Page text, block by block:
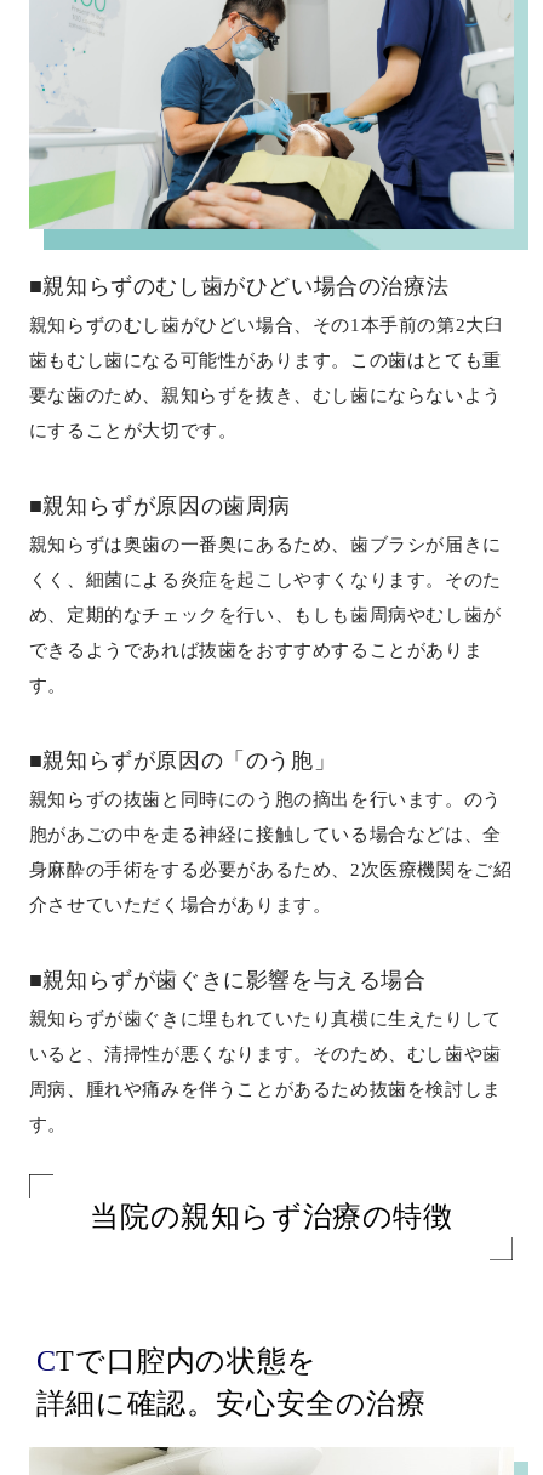
■親知らずのむし歯がひどい場合の治療法
親知らずのむし歯がひどい場合、その1本手前の第2大臼
歯もむし歯になる可能性があります。この歯はとても重
要な歯のため、親知らずを抜き、むし歯にならないよう
にすることが大切です。
■親知らずが原因の歯周病
親知らずは奥歯の一番奥にあるため、歯ブラシが届きに
くく、細菌による炎症を起こしやすくなります。そのた
め、定期的なチェックを行い、もしも歯周病やむし歯が
できるようであれば抜歯をおすすめすることがありま
す。
■親知らずが原因の「のう胞」
親知らずの抜歯と同時にのう胞の摘出を行います。のう
胞があごの中を走る神経に接触している場合などは、全
身麻酔の手術をする必要があるため、2次医療機関をご紹
介させていただく場合があります。
■親知らずが歯ぐきに影響を与える場合
親知らずが歯ぐきに埋もれていたり真横に生えたりして
いると、清掃性が悪くなります。そのため、むし歯や歯
周病、腫れや痛みを伴うことがあるため抜歯を検討しま
す。
当院の親知らず治療の特徴
CTで口腔内の状態を
詳細に確認。安心安全の治療